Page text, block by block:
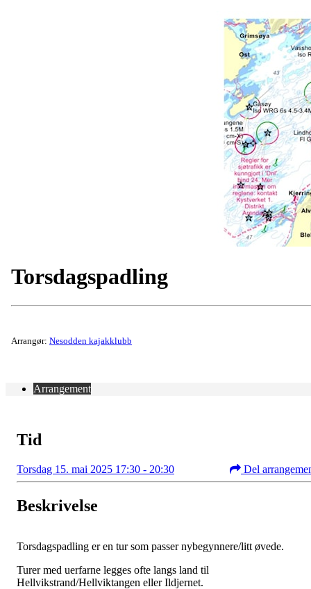
Torsdagspadling
Arrangør: Nesodden kajakklubb
Arrangement
Tid
Torsdag 15. mai 2025 17:30 - 20:30 Del
Beskrivelse
Torsdagspadling er en tur som passer nybegynnere/litt øvede.
Turer med uerfarne legges ofte langs land til
Hellvikstrand/Hellviktangen eller Ildjernet.